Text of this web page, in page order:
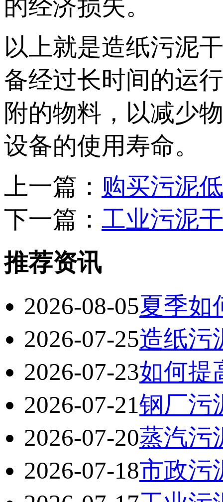
的经济损失。
以上就是造纸污泥
备经过长时间的运
附的物料，以减少
设备的使用寿命。
上一篇： 购买污泥
下一篇： 工业污泥
推荐资讯
2026-08-05夏季如
2026-07-25造纸污
2026-07-23如何提
2026-07-21钢厂污
2026-07-20蒸汽污
2026-07-18市政污